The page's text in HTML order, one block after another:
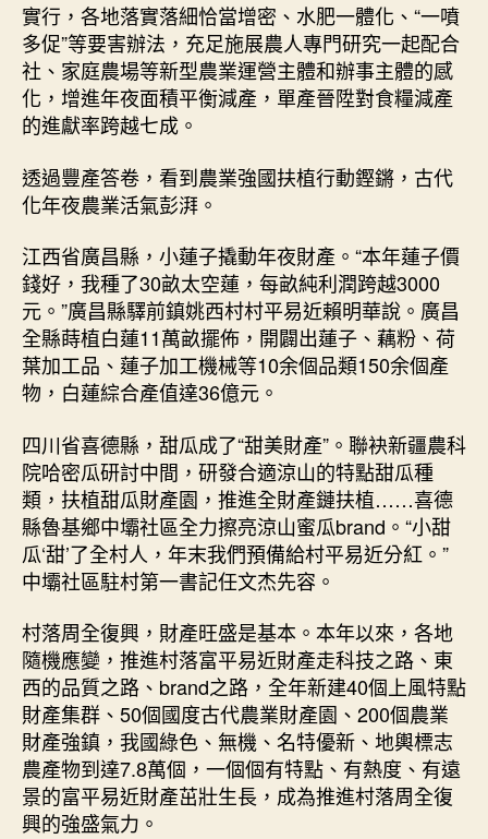
實行，各地落實落細恰當增密、水肥一體化、“一噴
多促”等要害辦法，充足施展農人專門研究一起配合
社、家庭農場等新型農業運營主體和辦事主體的感
化，增進年夜面積平衡減產，單產晉陞對食糧減產
的進獻率跨越七成。
透過豐產答卷，看到農業強國扶植行動鏗鏘，古代
化年夜農業活氣彭湃。
江西省廣昌縣，小蓮子撬動年夜財產。“本年蓮子價
錢好，我種了30畝太空蓮，每畝純利潤跨越3000
元。”廣昌縣驛前鎮姚西村村平易近賴明華說。廣昌
全縣蒔植白蓮11萬畝擺佈，開闢出蓮子、藕粉、荷
葉加工品、蓮子加工機械等10余個品類150余個產
物，白蓮綜合產值達36億元。
四川省喜德縣，甜瓜成了“甜美財產”。聯袂新疆農科
院哈密瓜研討中間，研發合適涼山的特點甜瓜種
類，扶植甜瓜財產園，推進全財產鏈扶植……喜德
縣魯基鄉中壩社區全力擦亮涼山蜜瓜brand。“小甜
瓜‘甜’了全村人，年末我們預備給村平易近分紅。”
中壩社區駐村第一書記任文杰先容。
村落周全復興，財產旺盛是基本。本年以來，各地
隨機應變，推進村落富平易近財產走科技之路、東
西的品質之路、brand之路，全年新建40個上風特點
財產集群、50個國度古代農業財產園、200個農業
財產強鎮，我國綠色、無機、名特優新、地輿標志
農產物到達7.8萬個，一個個有特點、有熱度、有遠
景的富平易近財產茁壯生長，成為推進村落周全復
興的強盛氣力。